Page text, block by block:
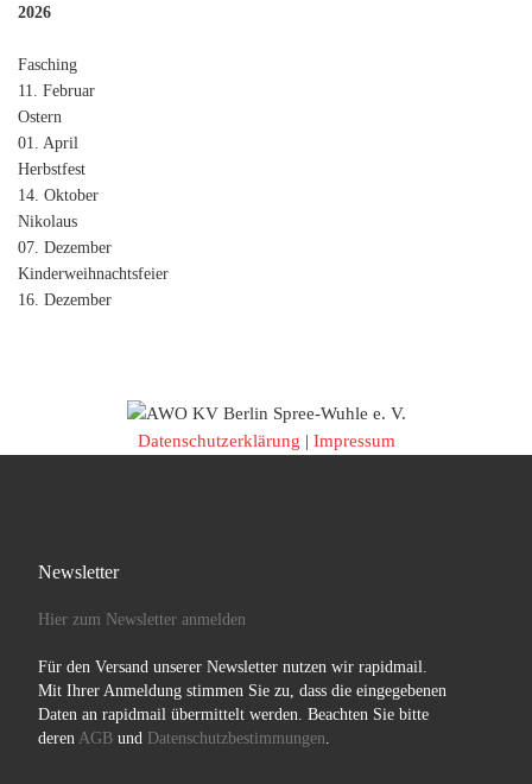
2026
Fasching
11. Februar
Ostern
01. April
Herbstfest
14. Oktober
Nikolaus
07. Dezember
Kinderweihnachtsfeier
16. Dezember
Datenschutzerklärung | Impressum
Newsletter
Hier zum Newsletter anmelden
Für den Versand unserer Newsletter nutzen wir rapidmail.
Mit Ihrer Anmeldung stimmen Sie zu, dass die eingegebenen
Daten an rapidmail übermittelt werden. Beachten Sie bitte
deren AGBund Datenschutzbestimmungen